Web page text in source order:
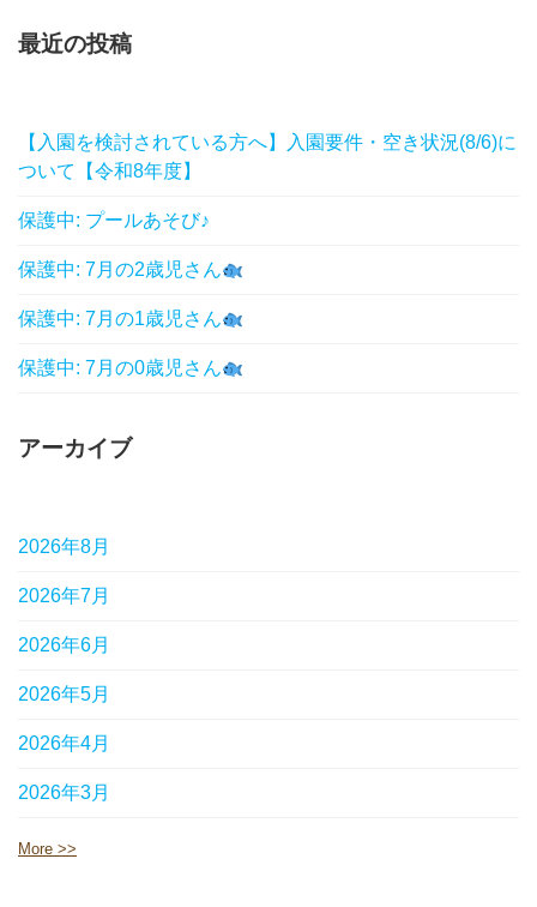
最近の投稿
【入園を検討されている方へ】入園要件・空き状況(8/6)に
ついて【令和8年度】
保護中: プールあそび♪
保護中: 7月の2歳児さん
保護中: 7月の1歳児さん
保護中: 7月の0歳児さん
アーカイブ
2026年8月
2026年7月
2026年6月
2026年5月
2026年4月
2026年3月
More >>